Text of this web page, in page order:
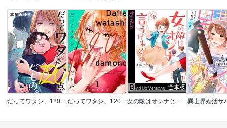
だってワタシ、120点だもの。 だってワタシ、120点だもの。【単行本版】 女の敵はオンナとか言うけれど…《合本版》